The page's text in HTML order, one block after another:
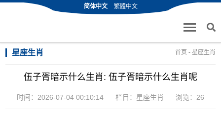
简体中文 繁體中文
星座生肖 首页 - 星座生肖
伍子胥暗示什么生肖: 伍子胥暗示什么生肖呢
时间：2026-07-04 00:10:14 栏目： 星座生肖 浏览：26